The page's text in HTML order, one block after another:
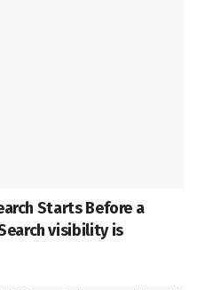
Starts Before a
visibility is